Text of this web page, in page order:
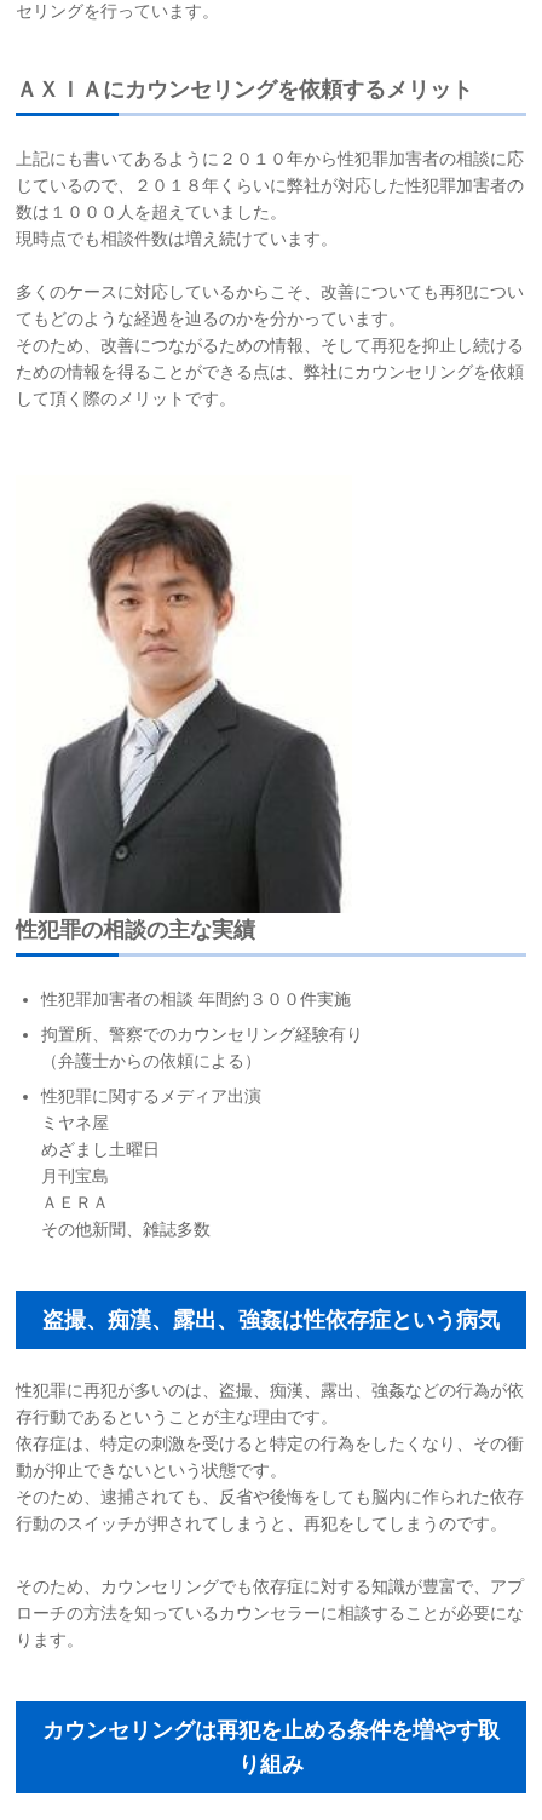
セリングを行っています。
ＡＸＩＡにカウンセリングを依頼するメリット
上記にも書いてあるように２０１０年から性犯罪加害者の相談に応
じているので、２０１８年くらいに弊社が対応した性犯罪加害者の
数は１０００人を超えていました。
現時点でも相談件数は増え続けています。
多くのケースに対応しているからこそ、改善についても再犯につい
てもどのような経過を辿るのかを分かっています。
そのため、改善につながるための情報、そして再犯を抑止し続ける
ための情報を得ることができる点は、弊社にカウンセリングを依頼
して頂く際のメリットです。
性犯罪の相談の主な実績
性犯罪加害者の相談 年間約３００件実施
拘置所、警察でのカウンセリング経験有り
（弁護士からの依頼による）
性犯罪に関するメディア出演
ミヤネ屋
めざまし土曜日
月刊宝島
ＡＥＲＡ
その他新聞、雑誌多数
盗撮、痴漢、露出、強姦は性依存症という病気
性犯罪に再犯が多いのは、盗撮、痴漢、露出、強姦などの行為が依
存行動であるということが主な理由です。
依存症は、特定の刺激を受けると特定の行為をしたくなり、その衝
動が抑止できないという状態です。
そのため、逮捕されても、反省や後悔をしても脳内に作られた依存
行動のスイッチが押されてしまうと、再犯をしてしまうのです。
そのため、カウンセリングでも依存症に対する知識が豊富で、アプ
ローチの方法を知っているカウンセラーに相談することが必要にな
ります。
カウンセリングは再犯を止める条件を増やす取
り組み